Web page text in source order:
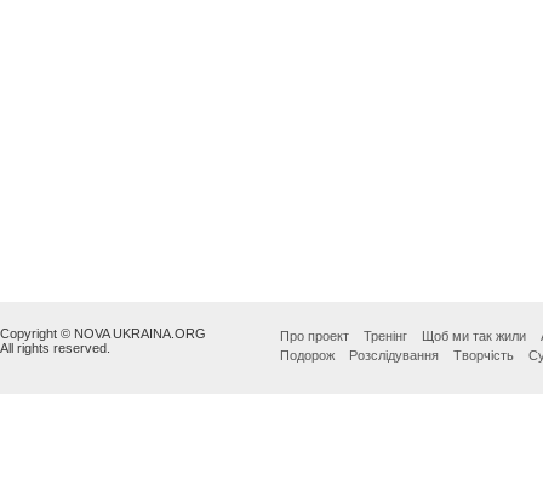
Copyright © NOVA UKRAINA.ORG
All rights reserved.
Про проект Тренінг Щоб ми так жили
Подорож
Розслідування Творчість